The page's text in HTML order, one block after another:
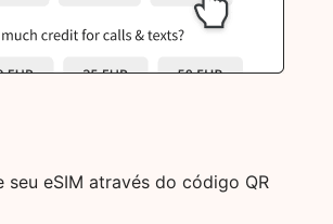
seu eSIM através do código QR